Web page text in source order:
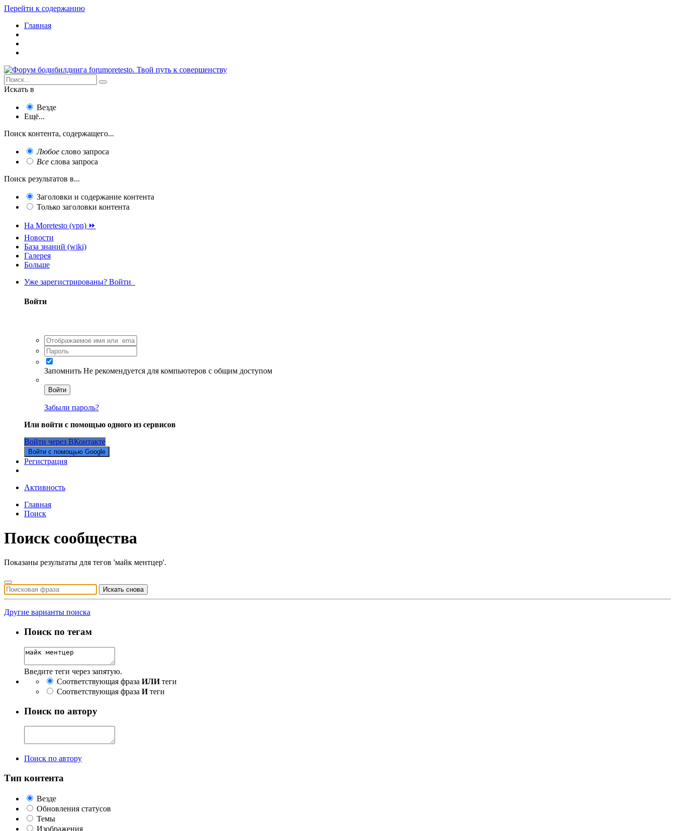
Перейти к содержанию
Главная
Искать в
Везде
Ещё...
Поиск контента, содержащего...
Любое слово запроса
Все слова запроса
Поиск результатов в...
Заголовки и содержание контента
Только заголовки контента
На Moretesto (vpn) ⏩
Новости
База знаний (wiki)
Галерея
Больше
Уже зарегистрированы? Войти
Войти
Запомнить Не рекомендуется для компьютеров с общим доступом
Войти
Забыли пароль?
Или войти с помощью одного из сервисов
Войти через ВКонтакте
Войти с помощью Google
Регистрация
Активность
Главная
Поиск
Поиск сообщества
Показаны результаты для тегов 'майк ментцер'.
Искать снова
Другие варианты поиска
Поиск по тегам
Введите теги через запятую.
Соответствующая фраза ИЛИтеги
Соответствующая фраза Итеги
Поиск по автору
Поиск по автору
Тип контента
Везде
Обновления статусов
Темы
Изображения